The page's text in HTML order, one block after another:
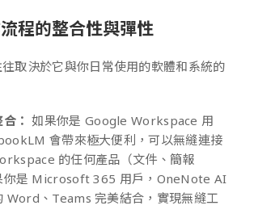
程的整合性與彈性
取決於它與你日常使用的軟體和系統的
： 如果你是 Google Workspace 用
會帶來極大便利，可以無縫連接
的任何產品（文件、簡報
你是 Microsoft 365 用戶，OneNote AI
Word、Teams 完美結合，實現無縫工